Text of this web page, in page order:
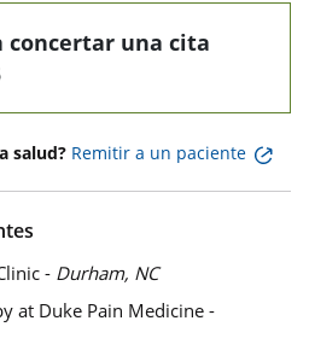
concertar una cita
salud? Remitir a un paciente
- Durham, NC
at Duke Pain Medicine -